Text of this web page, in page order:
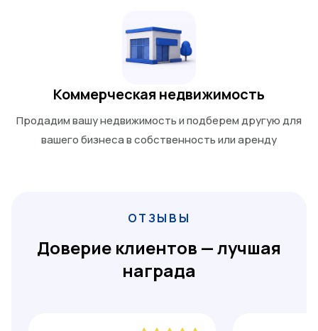
Коммерческая недвижимость
Продадим вашу недвижимость и подберем другую для
вашего бизнеса в собственность или аренду
ОТЗЫВЫ
Доверие клиентов — лучшая
награда